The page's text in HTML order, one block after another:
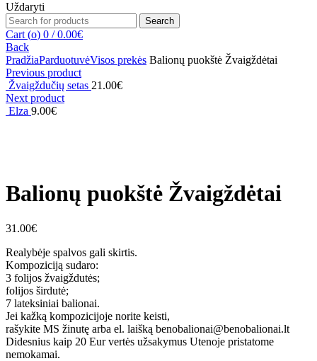
Uždaryti
Search
for:
Search
Cart (o) 0 / 0.00€
Back
PradžiaParduotuvėVisos prekės Balionų puokštė Žvaigždėtai
Previous product
Žvaigždučių setas 21.00€
Next product
Elza 9.00€
Balionų puokštė Žvaigždėtai
31.00€
Realybėje spalvos gali skirtis.
Kompoziciją sudaro:
3 folijos žvaigždutės;
folijos širdutė;
7 lateksiniai balionai.
Jei kažką kompozicijoje norite keisti,
rašykite MS žinutę arba el. laišką benobalionai@benobalionai.lt
Didesnius kaip 20 Eur vertės užsakymus Utenoje pristatome
nemokamai.